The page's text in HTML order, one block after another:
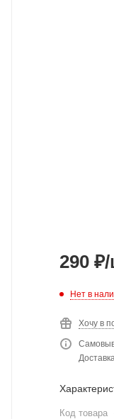
290 ₽
Нет в
Хочу в
Код товара